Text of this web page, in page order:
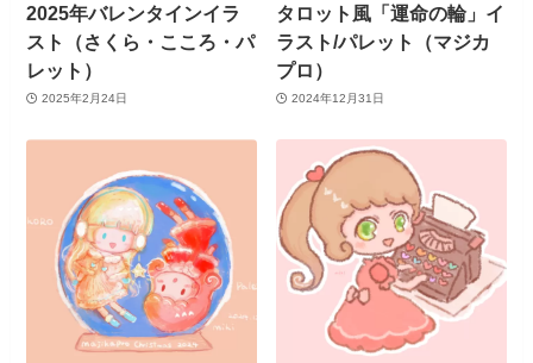
2025年バレンタインイラ
スト（さくら・こころ・パ
レット）
2025年2月24日
タロット風「運命の輪」イ
ラスト/パレット（マジカ
プロ）
2024年12月31日